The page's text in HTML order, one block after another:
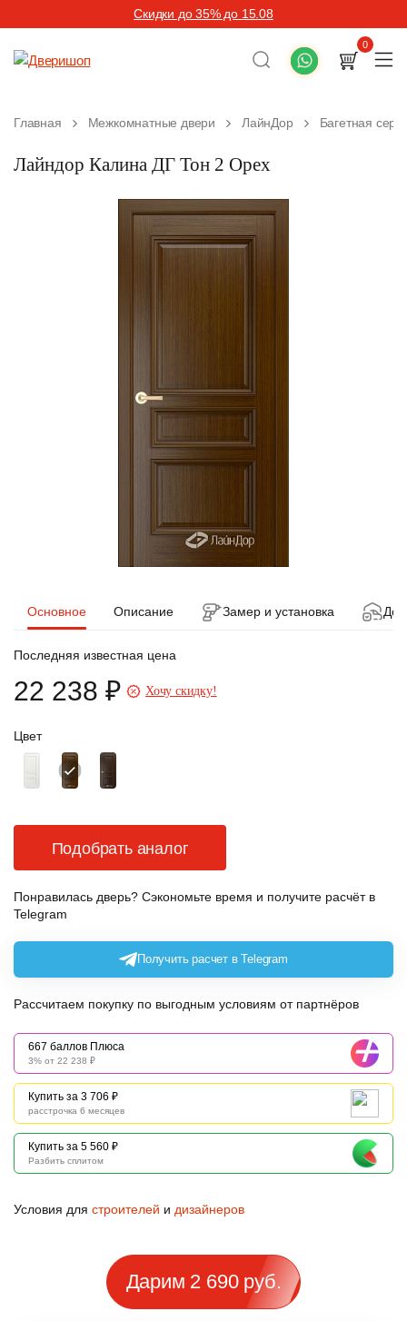
Скидки до 35% до 15.08
0
Главная Межкомнатные двери ЛайнДор Багетная
Лайндор Калина ДГ Тон 2 Орех
Основное Описание Замер и установка
Цвет
Последняя известная цена
22 238 ₽ Хочу скидку!
Подобрать аналог
Понравилась дверь? Сэкономьте время и получите расчёт в
Telegram
Получить расчет в Telegram
Рассчитаем покупку по выгодным условиям от партнёров
667 баллов Плюса
3% от 22 238 ₽
Купить за 3 706 ₽
расстрочка 6 месяцев
Купить за 5 560 ₽
Разбить сплитом
Условия для строителей и дизайнеров
Дарим 2 690 руб.